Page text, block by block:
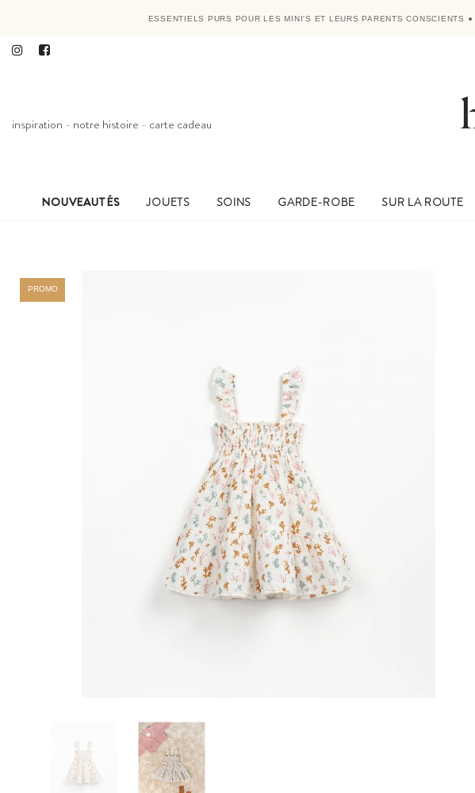
ESSENTIELS PURS POUR LES MINI'S ET LEURS PARENTS CONSCIENTS ●
inspiration - notre histoire - carte cadeau
NOUVEAUTÉS JOUETS SOINS GARDE-ROBE SUR LA ROUTE
PROMO